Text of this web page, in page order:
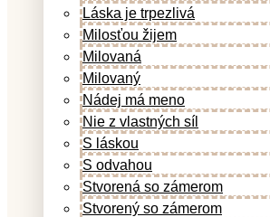
Láska je trpezlivá
Milosťou žijem
Milovaná
Milovaný
Nádej má meno
Nie z vlastných síl
S láskou
S odvahou
Stvorená so zámerom
Stvorený so zámerom